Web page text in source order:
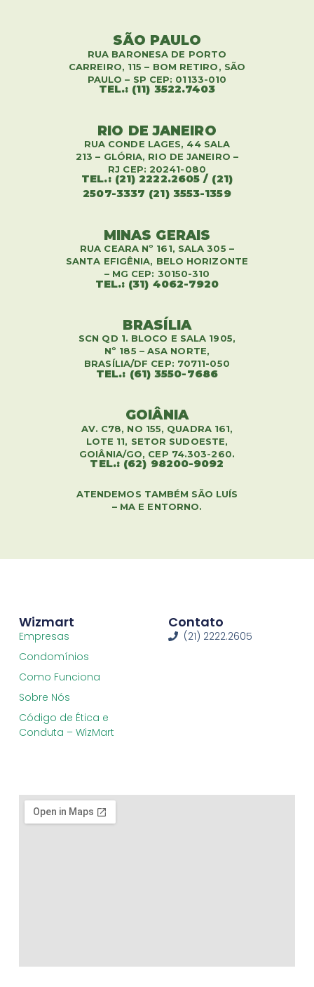
SÃO PAULO
RUA BARONESA DE PORTO
CARREIRO, 115 – BOM RETIRO, SÃO
PAULO – SP CEP: 01133-010
TEL.: (11) 3522.7403
RIO DE JANEIRO
RUA CONDE LAGES, 44 SALA
213 – GLÓRIA, RIO DE JANEIRO –
RJ CEP: 20241-080
TEL.: (21) 2222.2605 / (21)
2507-3337 (21) 3553-1359
MINAS GERAIS
RUA CEARA Nº 161, SALA 305 –
SANTA EFIGÊNIA, BELO HORIZONTE
– MG CEP: 30150-310
TEL.: (31) 4062-7920
BRASÍLIA
SCN QD 1. BLOCO E SALA 1905,
Nº 185 – ASA NORTE,
BRASÍLIA/DF CEP: 70711-050
TEL.: (61) 3550-7686
GOIÂNIA
AV. C78, NO 155, QUADRA 161,
LOTE 11, SETOR SUDOESTE,
GOIÂNIA/GO, CEP 74.303-260.
TEL.: (62) 98200-9092
ATENDEMOS TAMBÉM SÃO LUÍS
– MA E ENTORNO.
Wizmart
Empresas
Condomínios
Como Funciona
Sobre Nós
Código de Ética e
Conduta – WizMart
Contato
(21) 2222.2605